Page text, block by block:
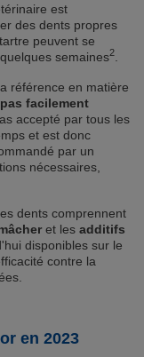
est
des dents propres
peuvent se
semaines2
référence en matière
pas facilement
accepté par tous les
et est donc
par un
nécessaires,
dents comprennent
et les additifs
disponibles sur le
contre la
en 2023